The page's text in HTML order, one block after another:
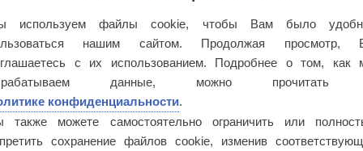
используем файлы cookie, чтобы Вам было
нашим сайтом. Продолжая просмотр,
с их использованием. Подробнее о том, как
данные, можно прочитать
конфиденциальности.
также можете самостоятельно ограничить или
сохранение файлов cookie, изменив